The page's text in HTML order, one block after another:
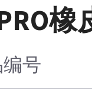
橡
号